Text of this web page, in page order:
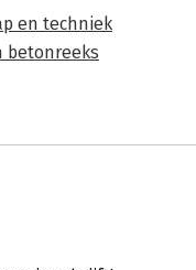
en techniek
betonreeks